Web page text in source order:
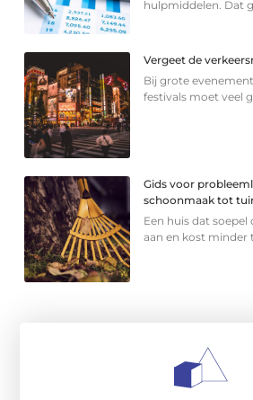
hulpmiddelen. Dat
Vergeet de
Bij grote
festivals moet veel
Gids voor
schoonmaak tot
Een huis dat
aan en kost minder